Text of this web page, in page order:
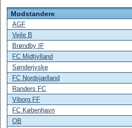
Modstandere
AGF
Vejle B
Brøndby IF
FC Midtjylland
Sønderjyske
FC Nordsjælland
Randers FC
Viborg FF
FC København
OB